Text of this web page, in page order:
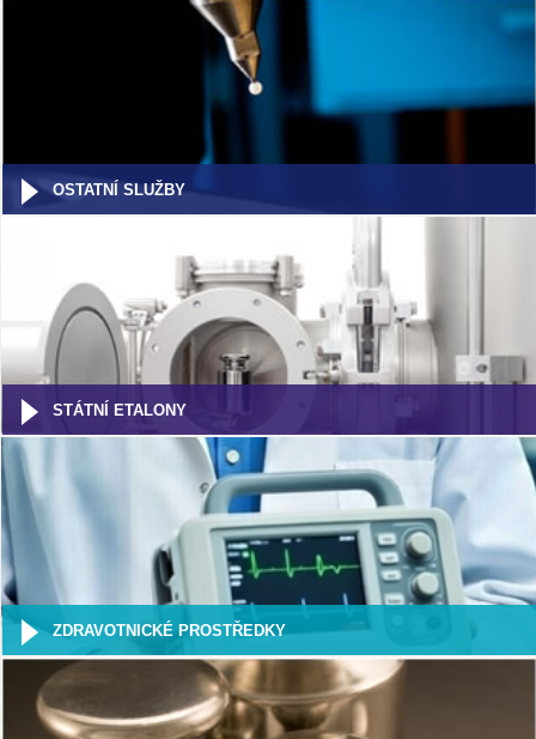
OSTATNÍ SLUŽBY
STÁTNÍ ETALONY
ZDRAVOTNICKÉ PROSTŘEDKY